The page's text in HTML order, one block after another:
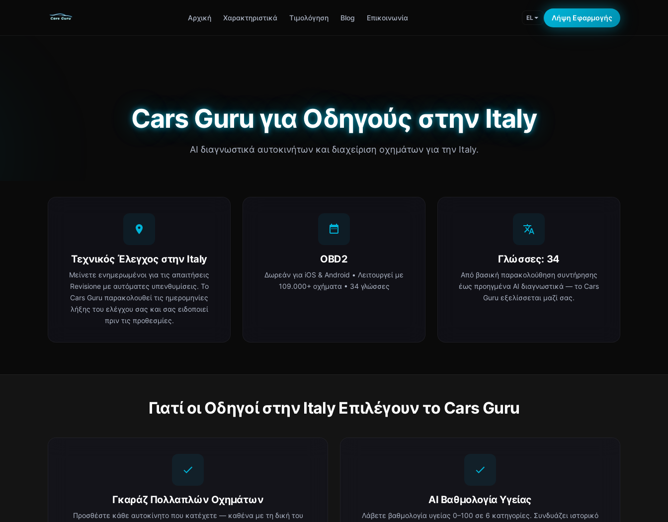
Αρχική Χαρακτηριστικά Τιμολόγηση Blog Επικοινωνία EL Λήψη Εφαρμογής
Cars Guru για Οδηγούς στην Italy
AI διαγνωστικά αυτοκινήτων και διαχείριση οχημάτων για την Italy.
Τεχνικός Έλεγχος στην Italy
Μείνετε ενημερωμένοι για τις απαιτήσεις
Revisione με αυτόματες υπενθυμίσεις. Το
Cars Guru παρακολουθεί τις ημερομηνίες
λήξης του ελέγχου σας και σας ειδοποιεί
πριν τις προθεσμίες.
OBD2
Δωρεάν για iOS & Android • Λειτουργεί με
109.000+ οχήματα • 34 γλώσσες
Γλώσσες: 34
Από βασική παρακολούθηση συντήρησης
έως προηγμένα AI διαγνωστικά — το Cars
Guru εξελίσσεται μαζί σας.
Γιατί οι Οδηγοί στην Italy Επιλέγουν το Cars Guru
Γκαράζ Πολλαπλών Οχημάτων
Προσθέστε κάθε αυτοκίνητο που κατέχετε — καθένα με τη δική του
AI Βαθμολογία Υγείας
Λάβετε βαθμολογία υγείας 0–100 σε 6 κατηγορίες. Συνδυάζει ιστορικό